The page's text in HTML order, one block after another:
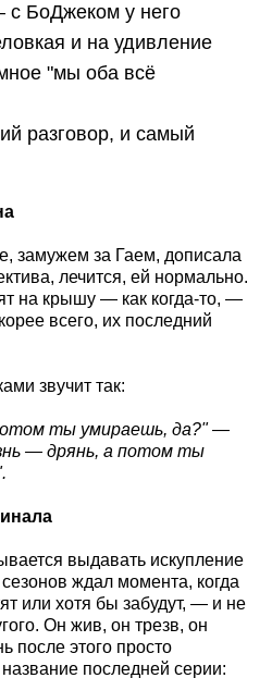
БоДжеком у него
и на удивление
"мы оба всё
разговор, и самый
замужем за Гаем, дописала
лечится, ей нормально.
на крышу — как когда-то, —
всего, их последний
звучит так:
ты умираешь, да?" —
— дрянь, а потом ты
выдавать искупление
ждал момента, когда
или хотя бы забудут, — и не
Он жив, он трезв, он
после этого просто
последней серии: